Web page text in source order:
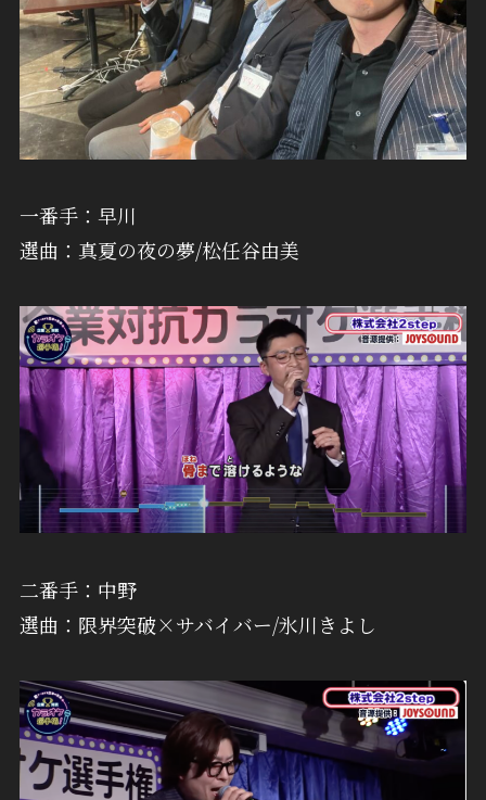
一番手：早川
選曲：真夏の夜の夢/松任谷由美
二番手：中野
選曲：限界突破×サバイバー/氷川きよし